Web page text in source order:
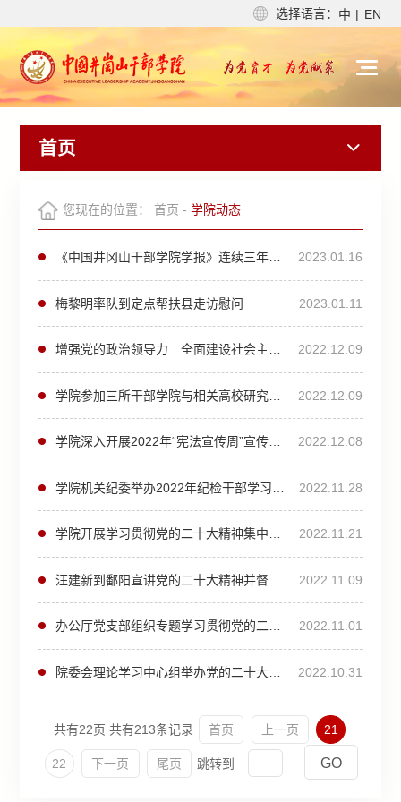
选择语言： 中 | EN
首页
您现在的位置： 首页 - 学院动态
2023.01.16
《中国井冈山干部学院学报》连续三年获评国家哲学社会科学文献中心学术期刊数据库政治学学科最受欢迎期刊
2023.01.11
梅黎明率队到定点帮扶县走访慰问
2022.12.09
增强党的政治领导力 全面建设社会主义现代化国家学院与南昌大学共同举办学习贯彻党的二十大精神学术研讨会
2022.12.09
学院参加三所干部学院与相关高校研究机构特色学科合作共建检查评估工作组会议
2022.12.08
学院深入开展2022年“宪法宣传周”宣传活动
2022.11.28
2022.11.21
学院开展学习贯彻党的二十大精神集中培训
2022.11.09
2022.11.01
办公厅党支部组织专题学习贯彻党的二十大精神
2022.10.31
院委会理论学习中心组举办党的二十大精神专题学习读书班
共有22页 共有213条记录 首页 上一页 21
22 下一页 尾页 跳转到